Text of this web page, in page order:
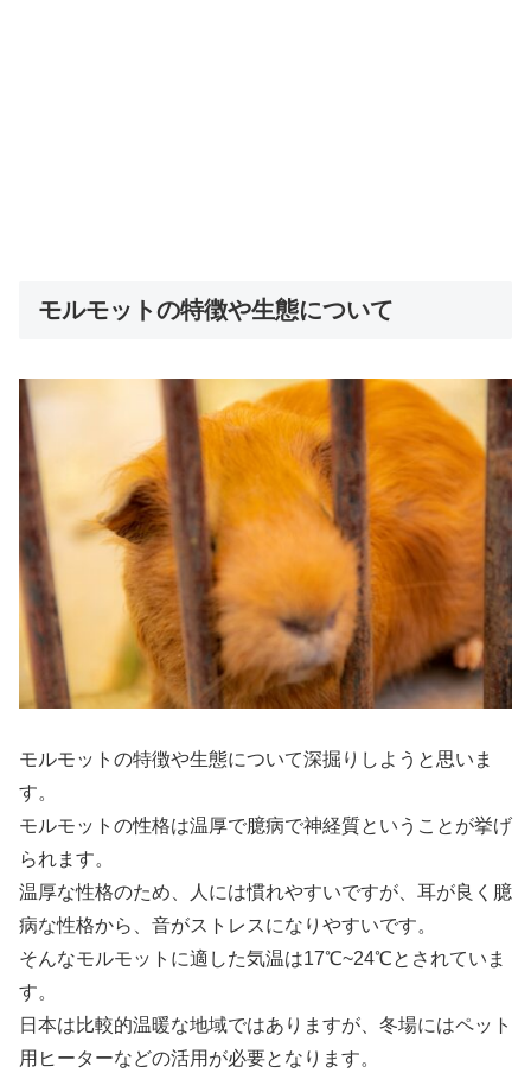
モルモットの特徴や生態について
モルモットの特徴や生態について深掘りしようと思いま
す。
モルモットの性格は温厚で臆病で神経質ということが挙げ
られます。
温厚な性格のため、人には慣れやすいですが、耳が良く臆
病な性格から、音がストレスになりやすいです。
そんなモルモットに適した気温は17℃~24℃とされていま
す。
日本は比較的温暖な地域ではありますが、冬場にはペット
用ヒーターなどの活用が必要となります。